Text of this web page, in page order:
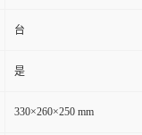
台
是
330×260×250 mm